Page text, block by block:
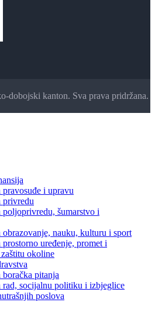
dobojski kanton. Sva prava pridržana.
i upravu
privredu
poljoprivredu, šumarstvo i
obrazovanje, nauku, kulturu i sport
uređenje, promet i
okoline
pitanja
rad, socijalnu politiku i izbjeglice
poslova